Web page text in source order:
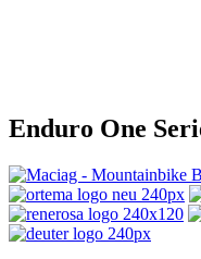
Enduro One